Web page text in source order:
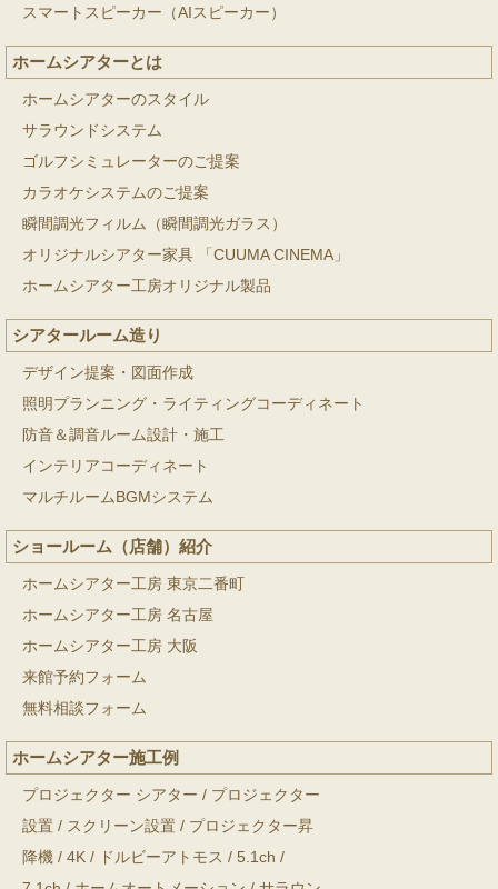
スマートスピーカー（AIスピーカー）
ホームシアターとは
ホームシアターのスタイル
サラウンドシステム
ゴルフシミュレーターのご提案
カラオケシステムのご提案
瞬間調光フィルム（瞬間調光ガラス）
オリジナルシアター家具 「CUUMA CINEMA」
ホームシアター工房オリジナル製品
シアタールーム造り
デザイン提案・図面作成
照明プランニング・ライティングコーディネート
防音＆調音ルーム設計・施工
インテリアコーディネート
マルチルームBGMシステム
ショールーム（店舗）紹介
ホームシアター工房 東京二番町
ホームシアター工房 名古屋
ホームシアター工房 大阪
来館予約フォーム
無料相談フォーム
ホームシアター施工例
プロジェクター シアター / プロジェクター
設置 / スクリーン設置 / プロジェクター昇
降機 / 4K / ドルビーアトモス / 5.1ch /